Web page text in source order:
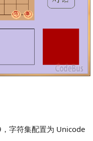
字符集配置为 Unicode